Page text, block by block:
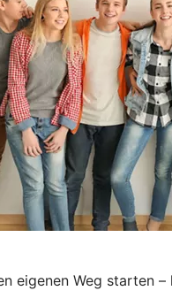
eigenen Weg starten –